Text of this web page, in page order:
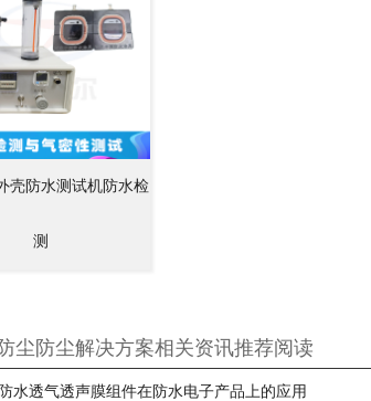
壳防水测试机防水检
测
尘防尘解决方案相关资讯推荐阅读
水透气透声膜组件在防水电子产品上的应用